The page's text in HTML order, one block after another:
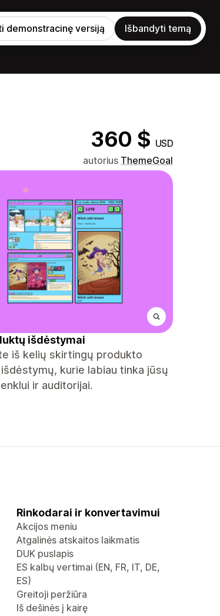
demonstracinę versiją Išbandyti temą
360 $ USD
autorius ThemeGoal
išdėstymai
iš kelių skirtingų produkto
kurie labiau tinka jūsų
ir auditorijai.
Rinkodarai ir konvertavimui
Akcijos meniu
Atgalinės atskaitos laikmatis
DUK puslapis
ES kalbų vertimai (EN, FR, IT, DE,
ES)
Greitoji peržiūra
Iš dešinės į kairę